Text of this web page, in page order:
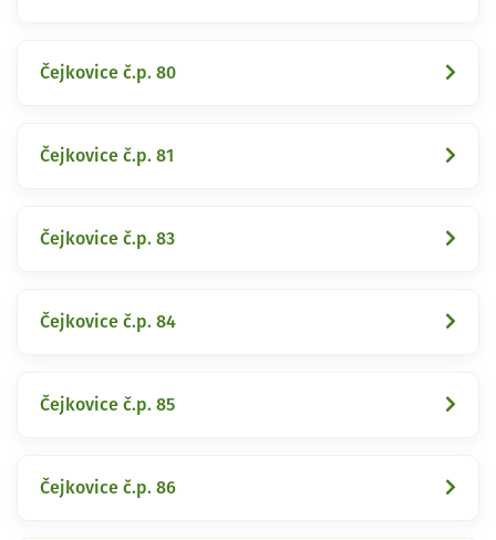
Čejkovice č.p. 80
Čejkovice č.p. 81
Čejkovice č.p. 83
Čejkovice č.p. 84
Čejkovice č.p. 85
Čejkovice č.p. 86